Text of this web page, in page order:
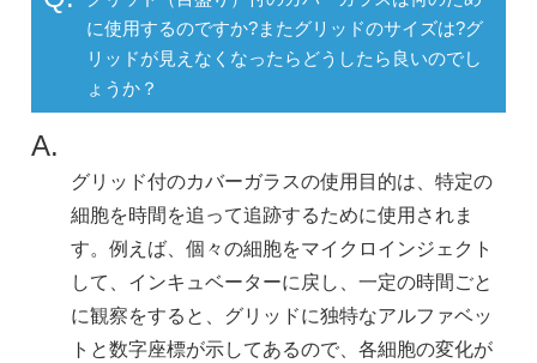
に使用するのですか?またグリッドのサイズは?グ
リッドが見えなくなったらどうしたら良いのでし
ょうか？
A.
グリッド付のカバーガラスの使用目的は、特定の
細胞を時間を追って追跡するために使用されま
す。例えば、個々の細胞をマイクロインジェクト
して、インキュベーターに戻し、一定の時間ごと
に観察をすると、グリッドに独特なアルファベッ
トと数字座標が示してあるので、各細胞の変化が